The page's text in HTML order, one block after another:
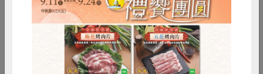
RPET 食譜 減硝酸鹽